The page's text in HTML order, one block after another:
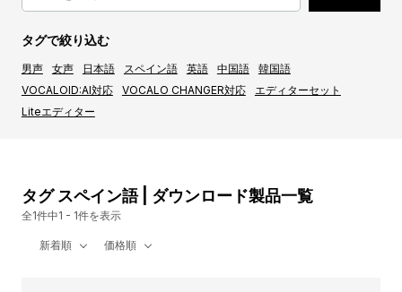
タグで絞り込む
男声 女声 日本語 スペイン語 英語 中国語
韓国語
VOCALOID:AI対応
VOCALO CHANGER対応
エディターセット
Liteエディター
タグ スペイン語 | ダウンロード製品一覧
全1件中1 - 1件を表示
新着順 価格順